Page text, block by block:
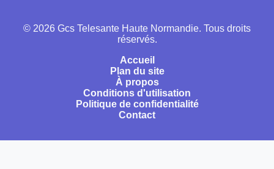
© 2026 Gcs Telesante Haute Normandie. Tous droits
réservés.
Accueil
Plan du site
À propos
Conditions d'utilisation
Politique de confidentialité
Contact